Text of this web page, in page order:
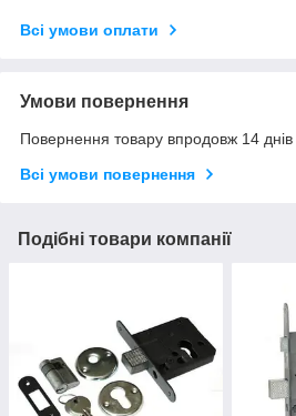
Всі умови оплати
Умови повернення
Повернення товару впродовж 14 днів
Всі умови повернення
Подібні товари компанії